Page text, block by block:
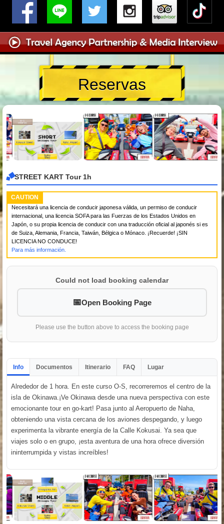
Reservas
STREET KART Tour 1h
CAUTION
Necesitará una licencia de conducir japonesa válida, un permiso de conducir
internacional, una licencia SOFA para las Fuerzas de los Estados Unidos en
Japón, o su propia licencia de conducir con una traducción oficial al japonés si es
de Suiza, Alemania, Francia, Taiwán, Bélgica o Mónaco. ¡Recuerde! ¡SIN
LICENCIA NO CONDUCE!
Para más información.
Could not load booking calendar
Open Booking Page
Please use the button above to access the booking page
Info Documentos Itinerario FAQ Lugar
Alrededor de 1 hora. En este curso O-S, recorreremos el centro de la
isla de Okinawa.¡Ve Okinawa desde una nueva perspectiva con este
emocionante tour en go-kart! Pasa junto al Aeropuerto de Naha,
obteniendo una vista cercana de los aviones despegando, y luego
experimenta la vibrante energía de la Calle Kokusai. Ya sea que
viajes solo o en grupo, ¡esta aventura de una hora ofrece diversión
ininterrumpida y vistas increíbles!